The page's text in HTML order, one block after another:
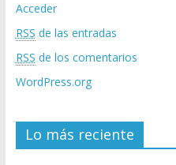
Acceder
RSS de las entradas
RSS de los comentarios
WordPress.org
Lo más reciente